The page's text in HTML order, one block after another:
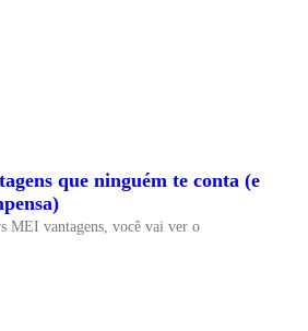
que ninguém te conta (e
MEI vantagens, você vai ver o